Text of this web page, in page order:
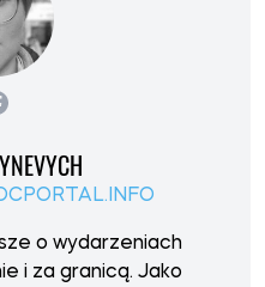
o wydarzeniach
i za granicą. Jako